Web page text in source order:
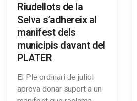
Riudellots de la
Selva s’adhereix al
manifest dels
municipis davant del
PLATER
El Ple ordinari de juliol
aprova donar suport a un